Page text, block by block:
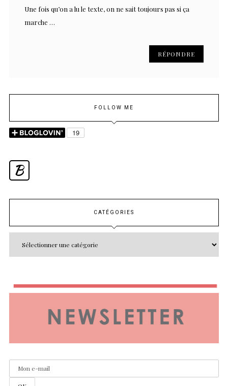
Une fois qu’on a lu le texte, on ne sait toujours pas si ça
marche …
RÉPONDRE
FOLLOW ME
B
CATÉGORIES